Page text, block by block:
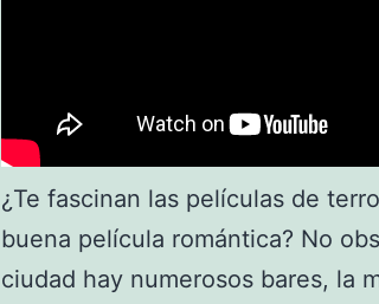
¿Te fascinan las películas de
buena película romántica? No
ciudad hay numerosos bares, la